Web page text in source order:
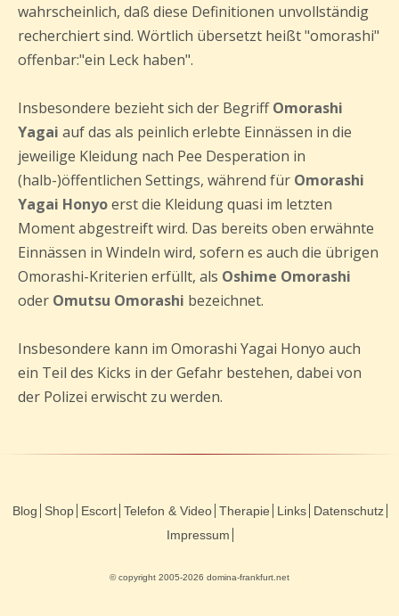
wahrscheinlich, daß diese Definitionen unvollständig
recherchiert sind. Wörtlich übersetzt heißt "omorashi"
offenbar:"ein Leck haben".
Insbesondere bezieht sich der BegriffOmorashi
Yagai auf das als peinlich erlebte Einnässen in die
jeweilige Kleidung nach Pee Desperation in
(halb-)öffentlichen Settings, während für Omorashi
Yagai Honyoerst die Kleidung quasi im letzten
Moment abgestreift wird. Das bereits oben erwähnte
Einnässen in Windeln wird, sofern es auch die übrigen
Omorashi-Kriterien erfüllt, als Oshime Omorashi
oder Omutsu Omorashi bezeichnet.
Insbesondere kann im Omorashi Yagai Honyo auch
ein Teil des Kicks in der Gefahr bestehen, dabei von
der Polizei erwischt zu werden.
Blog Shop Escort Telefon & Video Therapie Links Datenschutz
Impressum
© copyright 2005-2026 domina-frankfurt.net